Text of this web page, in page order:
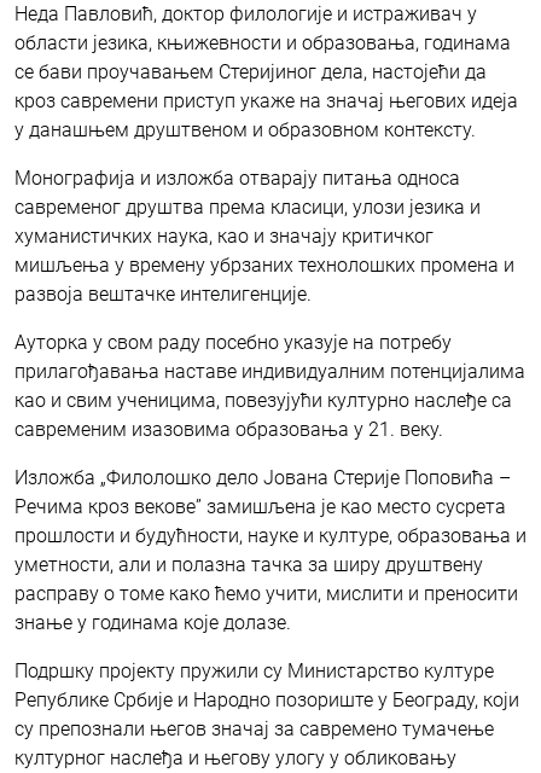
Неда Павловић, доктор филологије и истраживач у
области језика, књижевности и образовања, годинама
се бави проучавањем Стеријиног дела, настојећи да
кроз савремени приступ укаже на значај његових идеја
у данашњем друштвеном и образовном контексту.
Монографија и изложба отварају питања односа
савременог друштва према класици, улози језика и
хуманистичких наука, као и значају критичког
мишљења у времену убрзаних технолошких промена и
развоја вештачке интелигенције.
Ауторка у свом раду посебно указује на потребу
прилагођавања наставе индивидуалним потенцијалима
као и свим ученицима, повезујући културно наслеђе са
савременим изазовима образовања у 21. веку.
Изложба „Филолошко дело Јована Стерије Поповића –
Речима кроз векове” замишљена је као место сусрета
прошлости и будућности, науке и културе, образовања и
уметности, али и полазна тачка за ширу друштвену
расправу о томе како ћемо учити, мислити и преносити
знање у годинама које долазе.
Подршку пројекту пружили су Министарство културе
Републике Србије и Народно позориште у Београду, који
су препознали његов значај за савремено тумачење
културног наслеђа и његову улогу у обликовању